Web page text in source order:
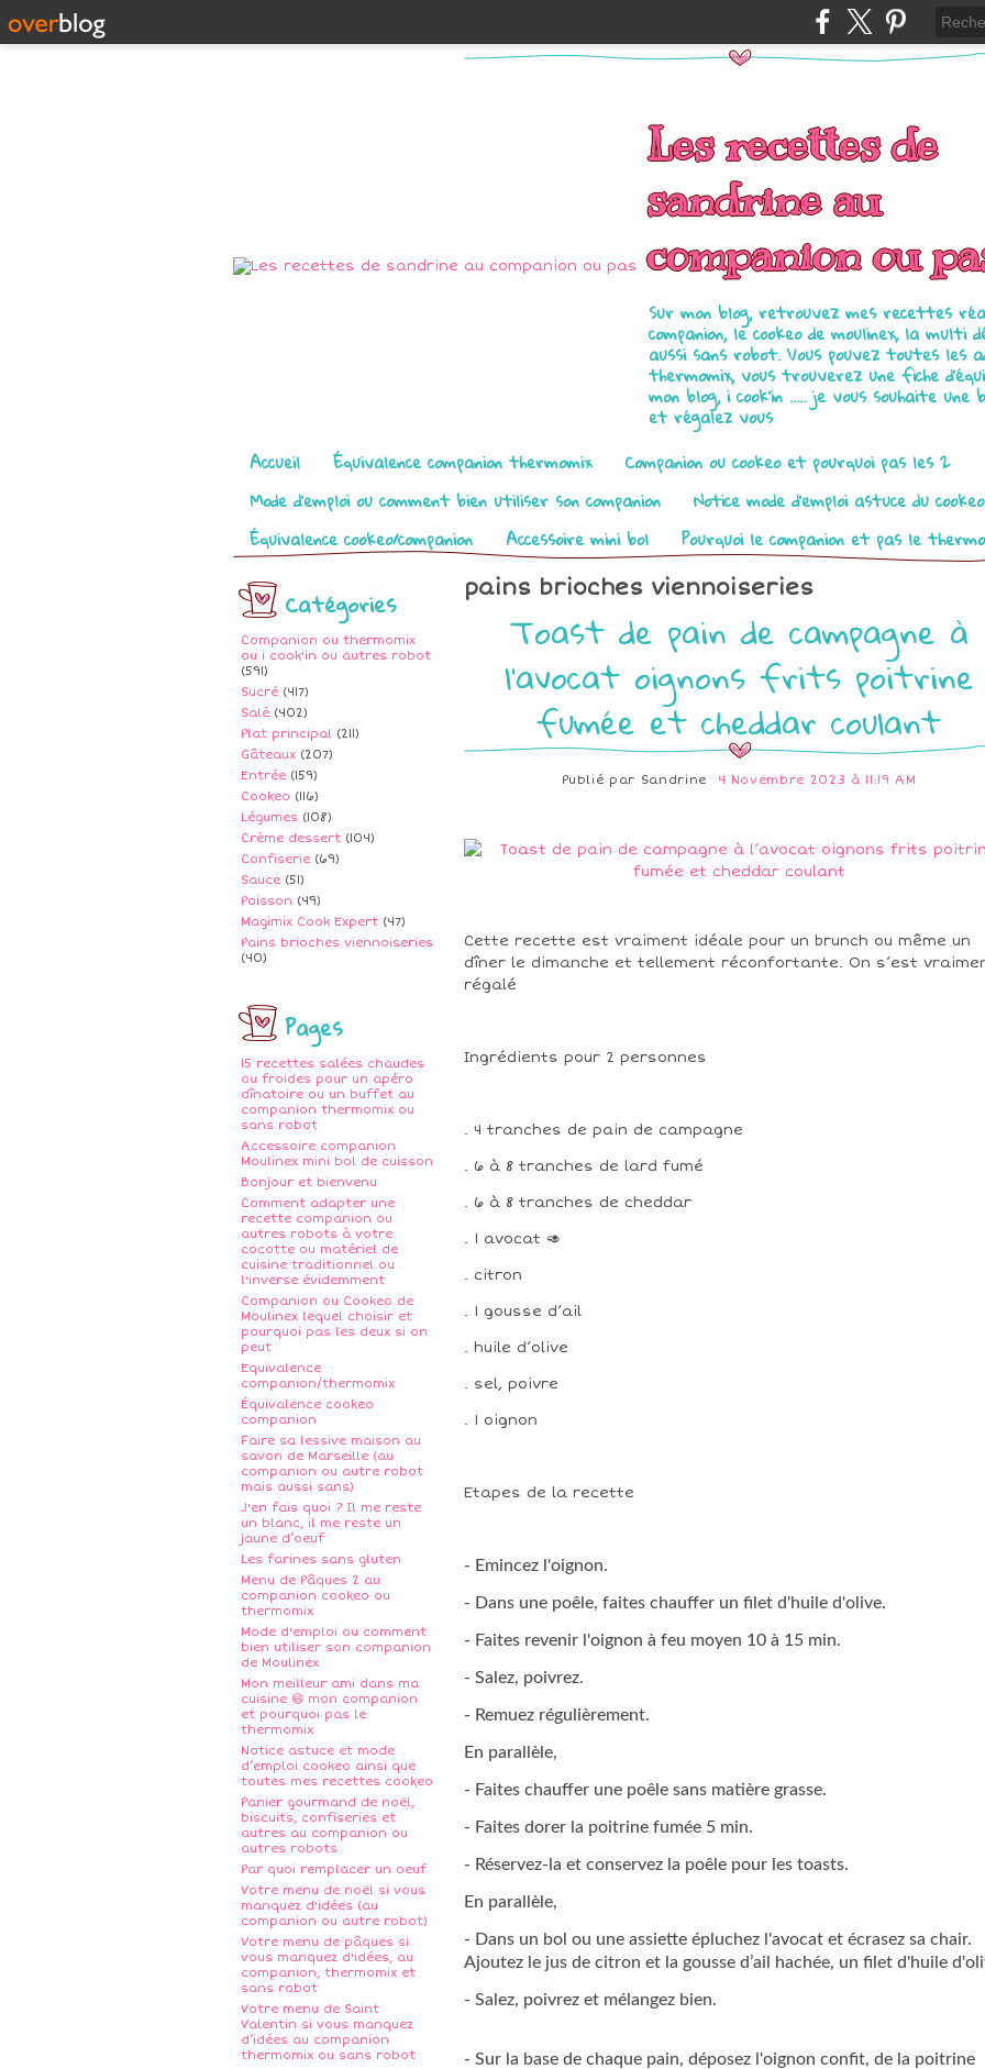
Les recettes de
sandrine au
companion ou
Sur mon blog, retrouvez mes recettes
companion, le cookeo de moulinex, la multi
aussi sans robot. Vous pouvez toutes les
thermomix, vous trouverez une fiche
mon blog, i cook'in ..... je vous souhaite une
et régalez vous
Pages
Accueil Équivalence companion thermomix
Companion ou cookeo et pourquoi pas les 2
Mode d’emploi ou comment bien utiliser son companion
Notice mode d’emploi astuce du
Équivalence cookeo/companion
Accessoire mini bol Pourquoi le companion et pas le
Catégories
Companion ou thermomix
ou i cook'in ou autres robot
(591)
Sucré (417)
Salé (402)
Plat principal (211)
Gâteaux (207)
Entrée (159)
Cookeo (116)
Légumes (108)
Crème dessert (104)
Confiserie (69)
Sauce (51)
Poisson (49)
Magimix Cook Expert (47)
Pains brioches viennoiseries
(40)
Pages
15 recettes salées chaudes
ou froides pour un apéro
dînatoire ou un buffet au
companion thermomix ou
sans robot
Accessoire companion
Moulinex mini bol de cuisson
Bonjour et bienvenu
Comment adapter une
recette companion ou
autres robots à votre
cocotte ou matériel de
cuisine traditionnel ou
l'inverse évidemment
Companion ou Cookeo de
Moulinex lequel choisir et
pourquoi pas les deux si on
peut
Equivalence
companion/thermomix
Équivalence cookeo
companion
Faire sa lessive maison au
savon de Marseille (au
companion ou autre robot
mais aussi sans)
J'en fais quoi ? Il me reste
un blanc, il me reste un
jaune d’oeuf
Les farines sans gluten
Menu de Pâques 2 au
companion cookeo ou
thermomix
Mode d'emploi ou comment
bien utiliser son companion
de Moulinex
Mon meilleur ami dans ma
cuisine 😆 mon companion
et pourquoi pas le
thermomix
Notice astuce et mode
d’emploi cookeo ainsi que
toutes mes recettes cookeo
Panier gourmand de noël,
biscuits, confiseries et
autres au companion ou
autres robots
Par quoi remplacer un oeuf
Votre menu de noël si vous
manquez d'idées (au
companion ou autre robot)
Votre menu de pâques si
vous manquez d'idées, au
companion, thermomix et
sans robot
Votre menu de Saint
Valentin si vous manquez
d’idées au companion
thermomix ou sans robot
pains brioches viennoiseries
Toast de pain de campagne à
l’avocat oignons frits poitrine
fumée et cheddar coulant
Publié par Sandrine 4 Novembre 2023 à 11:19 AM
Cette recette est vraiment idéale pour un brunch ou même un
dîner le dimanche et tellement réconfortante. On s’est
régalé
Ingrédients pour 2 personnes
. 4 tranches de pain de campagne
. 6 à 8 tranches de lard fumé
. 6 à 8 tranches de cheddar
. 1 avocat 🥑
. citron
. 1 gousse d’ail
. huile d’olive
. sel, poivre
. 1 oignon
Etapes de la recette
- Emincez l'oignon.
- Dans une poêle, faites chauffer un filet d'huile d'olive.
- Faites revenir l'oignon à feu moyen 10 à 15 min.
- Salez, poivrez.
- Remuez régulièrement.
En parallèle,
- Faites chauffer une poêle sans matière grasse.
- Faites dorer la poitrine fumée 5 min.
- Réservez-la et conservez la poêle pour les toasts.
En parallèle,
- Dans un bol ou une assiette épluchez l'avocat et écrasez sa chair.
Ajoutez le jus de citron et la gousse d’ail hachée, un filet d'huile
- Salez, poivrez et mélangez bien.
- Sur la base de chaque pain, déposez l'oignon confit, de la poitrine